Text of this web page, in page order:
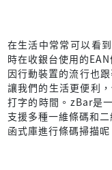
在生活中常常可以看
時在收銀台使用的
因行動裝置的流行也
讓我們的生活更便利
打字的時間。zBar是
支援多種一維條碼和
函式庫進行條碼掃描呢